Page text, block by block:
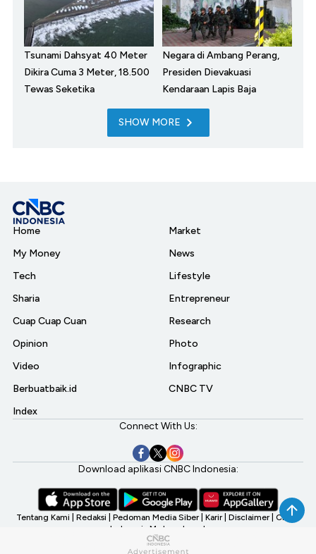
Tsunami Dahsyat 40 Meter
Dikira Cuma 3 Meter, 18.500
Tewas Seketika
Negara di Ambang Perang,
Presiden Dievakuasi
Kendaraan Lapis Baja
SHOW MORE
Home
My Money
Tech
Sharia
Cuap Cuap Cuan
Opinion
Video
Berbuatbaik.id
Index
Market
News
Lifestyle
Entrepreneur
Research
Photo
Infographic
CNBC TV
Connect With Us:
Download aplikasi CNBC Indonesia:
Tentang Kami Redaksi Pedoman Media Siber Karir Disclaimer CNBC
Indonesia My Investment
©2026 CNBC Indonesia, A Transmedia Company